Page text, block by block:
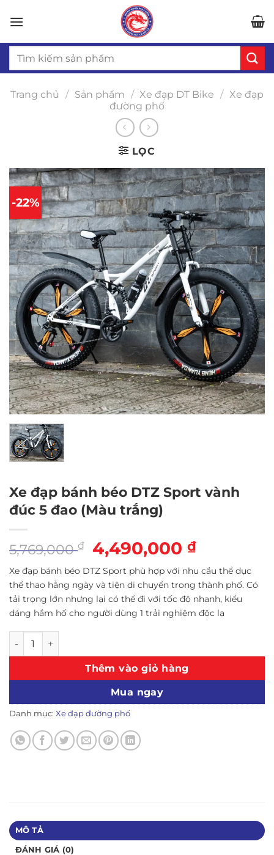
qua
dung
Tìm
Trang chủ / Sản phẩm / Xe đạp DT Bike / Xe đạp
đường phố
LỌC
-22%
Xe đạp bánh béo DTZ Sport vành
đúc 5 đao (Màu trắng)
5,769,000₫
Giá
gốc
là:
5,769,000 ₫.
4,490,000₫Giá
tại
là:
Xe đạp bánh béo DTZ Sport phù hợp với nhu cầu thể dục
thể thao hằng ngày và tiện di chuyển trong thành phố. Có
tải trọng lớn nhưng lại có thể đi với tốc độ nhanh, kiểu
dáng hầm hố cho người dùng 1 trải nghiệm độc lạ
Xe đạp bánh béo DTZ Sport vành đúc 5 đao (Màu trắng)
Thêm vào giỏ hàng
Mua ngay
Danh mục: Xe đạp đường phố
MÔ TẢ
ĐÁNH GIÁ (0)